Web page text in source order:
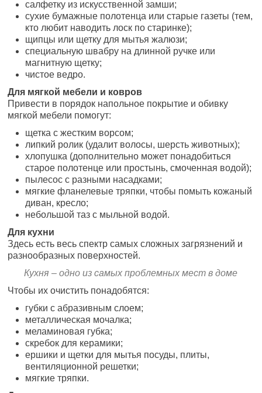
салфетку из искусственной замши;
сухие бумажные полотенца или старые газеты (тем,
кто любит наводить лоск по старинке);
щипцы или щетку для мытья жалюзи;
специальную швабру на длинной ручке или
магнитную щетку;
чистое ведро.
Для мягкой мебели и ковров
Привести в порядок напольное покрытие и обивку
мягкой мебели помогут:
щетка с жестким ворсом;
липкий ролик (удалит волосы, шерсть животных);
хлопушка (дополнительно может понадобиться
старое полотенце или простынь, смоченная водой);
пылесос с разными насадками;
мягкие фланелевые тряпки, чтобы помыть кожаный
диван, кресло;
небольшой таз с мыльной водой.
Для кухни
Здесь есть весь спектр самых сложных загрязнений и
разнообразных поверхностей.
Кухня – одно из самых проблемных мест в доме
Чтобы их очистить понадобятся:
губки с абразивным слоем;
металлическая мочалка;
меламиновая губка;
скребок для керамики;
ершики и щетки для мытья посуды, плиты,
вентиляционной решетки;
мягкие тряпки.